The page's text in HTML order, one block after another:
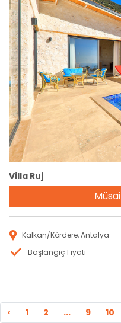
Villa Ruj
Kalkan/Kördere, Antalya
Başlangıç Fiyatı
‹ 1 2 ... 9 10